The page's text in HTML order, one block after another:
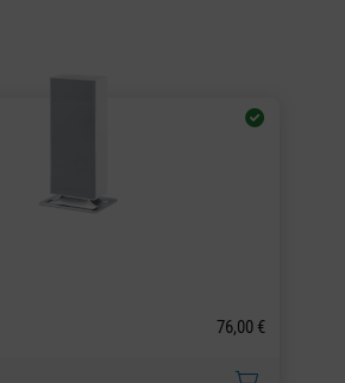
von 5 von 5 Sternen
76,00 €